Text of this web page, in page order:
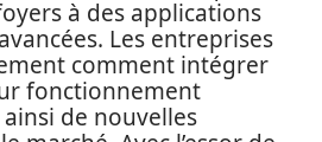
à des applications
Les entreprises
comment intégrer
fonctionnement
de nouvelles